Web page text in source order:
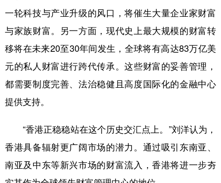
一轮科技与产业升级的风口，将催生大量企业家财富
与家族财富。另一方面，现代史上最大规模的财富转
移将在未来20至30年间发生，全球将有高达83万亿美
元的私人财富进行跨代传承。这些财富的妥善管理，
都需要制度完善、法治稳健且高度国际化的金融中心
提供支持。
“香港正稳稳站在这个历史交汇点上。”刘洋认为，
香港具备辐射更广阔市场的潜力。通过吸引东南亚、
南亚及中东等新兴市场的财富流入，香港将进一步夯